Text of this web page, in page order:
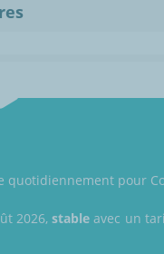
pour
2026,stable avec un